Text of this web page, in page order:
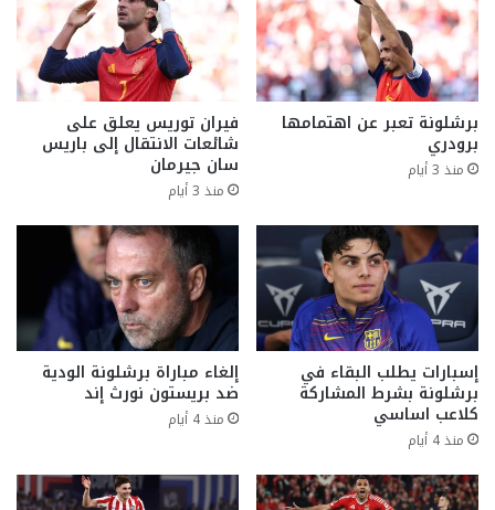
برشلونة تعبر عن اهتمامها
برودري
منذ 3 أيام
فيران توريس يعلق على
شائعات الانتقال إلى باريس
سان جيرمان
منذ 3 أيام
إسبارات يطلب البقاء في
برشلونة بشرط المشاركة
كلاعب اساسي
منذ 4 أيام
إلغاء مباراة برشلونة الودية
ضد بريستون نورث إند
منذ 4 أيام